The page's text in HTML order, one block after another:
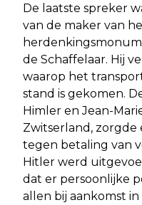
De laatste spreker
van de maker van
de Schaffelaar. Hij
waarop het
stand is gekomen.
Himler en Jean-
Zwitserland,
tegen betaling van
Hitler werd
dat er persoonlijke
allen bij aankomst